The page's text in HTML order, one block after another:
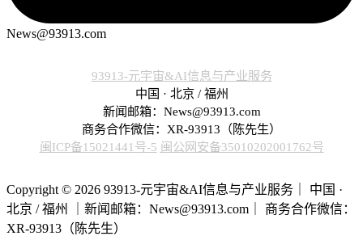
News@93913.com
93913-元宇宙&AI信息与产业服务
中国 · 北京 / 福州
新闻邮箱：News@93913.com
商务合作微信：XR-93913（陈先生）
闽ICP备15021441号-5 闽公网安备35010202001762号
Copyright © 2026 93913-元宇宙&AI信息与产业服务｜ 中国 ·
北京 / 福州 ｜新闻邮箱：News@93913.com｜ 商务合作微信：
XR-93913（陈先生）